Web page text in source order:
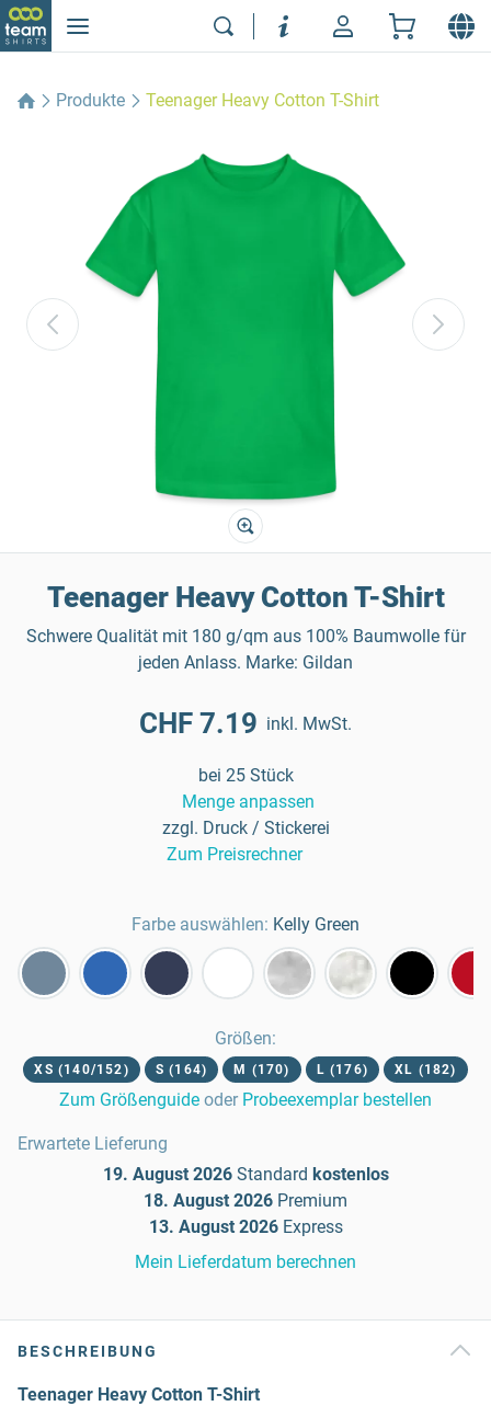
Produkte Teenager Heavy Cotton T-Shirt
Teenager Heavy Cotton T-Shirt
Schwere Qualität mit 180 g/qm aus 100% Baumwolle für
jeden Anlass. Marke: Gildan
CHF 7.19 inkl. MwSt.
bei 25 Stück
Menge anpassen
zzgl. Druck / Stickerei
Zum Preisrechner
Farbe auswählen: Kelly Green
Größen:
XS (140/152) S (164) M (170) L (176) XL (182)
Zum Größenguide oder Probeexemplar bestellen
Erwartete Lieferung
19. August 2026 Standard kostenlos
18. August 2026 Premium
13. August 2026 Express
Mein Lieferdatum berechnen
BESCHREIBUNG
Teenager Heavy Cotton T-Shirt